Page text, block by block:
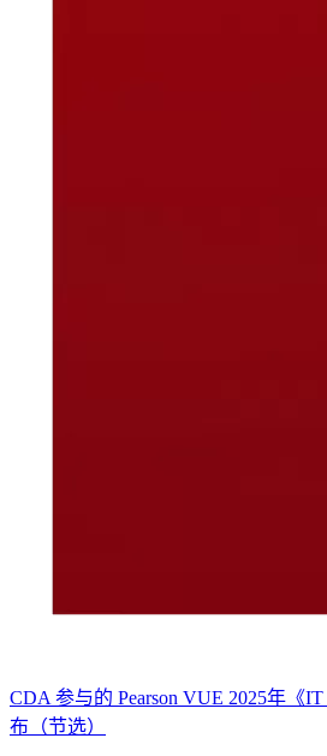
CDA 参与的 Pearson VUE 2025年《
布（节选）